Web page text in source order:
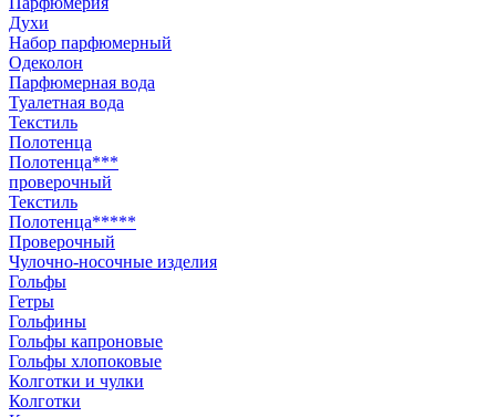
Духи
Набор парфюмерный
Одеколон
Парфюмерная вода
Туалетная вода
Текстиль
Полотенца
Полотенца***
проверочный
Текстиль
Полотенца*****
Проверочный
Чулочно-носочные изделия
Гольфы
Гетры
Гольфины
Гольфы капроновые
Гольфы хлопоковые
Колготки и чулки
Колготки